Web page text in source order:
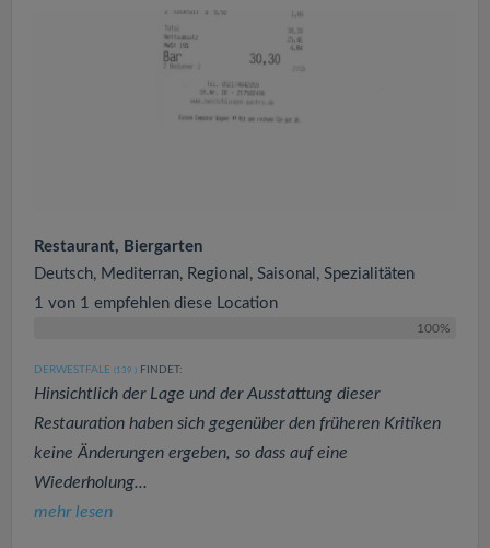
Restaurant, Biergarten
Deutsch, Mediterran, Regional, Saisonal, Spezialitäten
1 von 1 empfehlen diese Location
100%
DERWESTFALE (139 ) FINDET:
Hinsichtlich der Lage und der Ausstattung dieser
Restauration haben sich gegenüber den früheren Kritiken
keine Änderungen ergeben, so dass auf eine
Wiederholung...
mehr lesen